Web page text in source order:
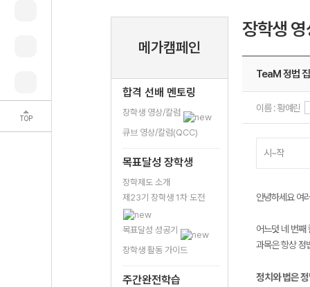
TOP
메가캠페인
합격 선배 멘토링
장학생 영상/칼럼
큐브 영상/칼럼(QCC)
목표달성 장학생
장학제도 소개
제23기 장학생 1차 도전
목표달성 성공기
장학생 활동 가이드
주간완전학습
장학생
TeaM 정법
이름 : 황예린
시~작
안녕하세요 여
어느덧 네 번째
과목은 항상 정
정치와 법은